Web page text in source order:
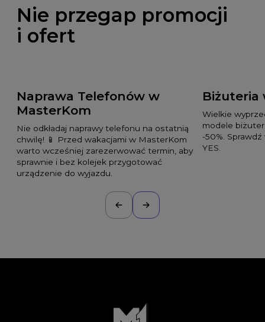
Nie przegap promocji
i ofert
Naprawa Telefonów w
MasterKom
Nie odkładaj naprawy telefonu na ostatnią
chwilę! 📱 Przed wakacjami w MasterKom
warto wcześniej zarezerwować termin, aby
sprawnie i bez kolejek przygotować
urządzenie do wyjazdu.
Biżuteria
Wielkie
modele
-50%.
YES.